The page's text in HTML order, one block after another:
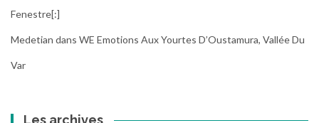
Fenestre[:]
Medetian dans WE Emotions Aux Yourtes D’Oustamura, Vallée Du
Var
Les archives